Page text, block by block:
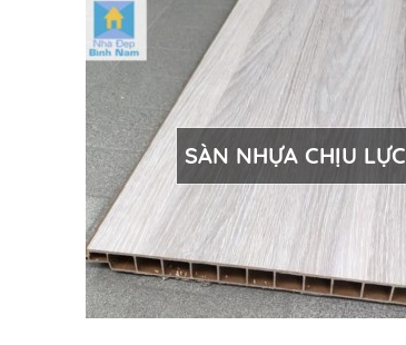
SÀN NHỰA CHỊU LỰC